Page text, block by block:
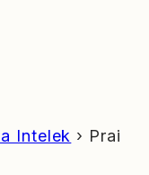
Intelek › Prai